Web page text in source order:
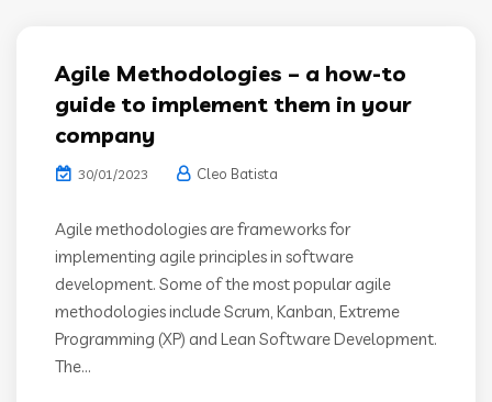
Agile Methodologies – a how-to
guide to implement them in your
company
30/01/2023 Cleo Batista
Agile methodologies are frameworks for
implementing agile principles in software
development. Some of the most popular agile
methodologies include Scrum, Kanban, Extreme
Programming (XP) and Lean Software Development.
The...